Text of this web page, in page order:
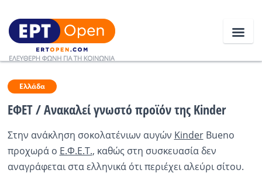
Ειδήσεις
Κοινωνία
Πολιτική
Ελλάδα
ΕΦΕΤ / Ανακαλεί γνωστό προϊόν της Kinder
Στην ανάκληση σοκολατένιων αυγών KinderBueno
προχωρά ο Ε.Φ.Ε.Τ., καθώς στη συσκευασία δεν
αναγράφεται στα ελληνικά ότι περιέχει αλεύρι σίτου.